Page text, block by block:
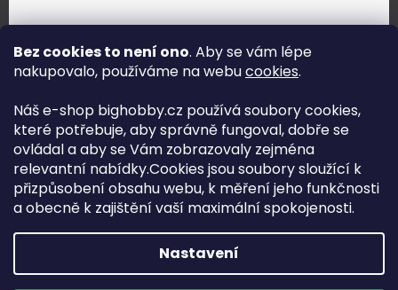
Bez cookies to není ono. Aby se vám lépe
nakupovalo, používáme na webucookies.
Náš e-shop bighobby.cz používá soubory cookies,
které potřebuje, aby správně fungoval, dobře se
ovládal a aby se Vám zobrazovaly zejména
relevantní nabídky.Cookies jsou soubory sloužící k
přizpůsobení obsahu webu, k měření jeho funkčnosti
a obecně k zajištění vaší maximální spokojenosti.
Nastavení
Jak vybrat správné servo?
Najít správné servo
Copyright (c) 2016 -2026 Big hobby.cz - všechna práva